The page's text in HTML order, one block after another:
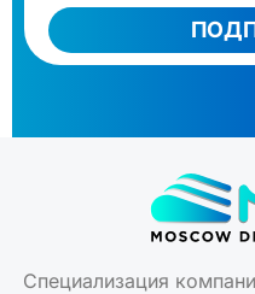
Специализация